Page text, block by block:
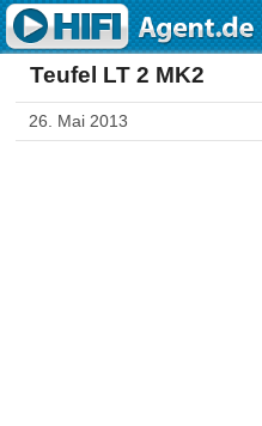
Direkt zum Inhalt
Gutscheine
Audio
Teufel LT 2 MK2
26. Mai 2013